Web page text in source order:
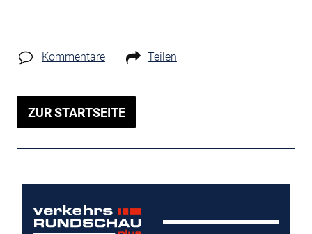
Kommentare Teilen
ZUR STARTSEITE